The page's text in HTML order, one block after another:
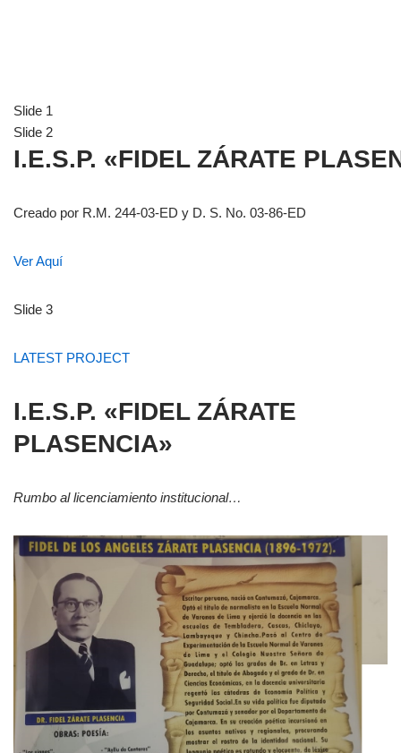
Slide 1
Slide 2
I.E.S.P. «FIDEL ZÁRATE
Creado por R.M. 244-03-ED y D. S. No. 03-86-ED
Ver Aquí
Slide 3
LATEST PROJECT
I.E.S.P. «FIDEL ZÁRATE
PLASENCIA»
Rumbo al licenciamiento institucional…